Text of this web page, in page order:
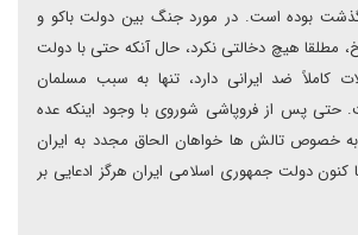
بوده است. در مورد جنگ بین دولت باکو و
مطلقا هیچ دخالتی نکرد، حال آنکه حتی با دولت
کاملاً ضد ایرانی دارد، تنها به سبب مسلمان
پس از فروپاشی شوروی با وجود اینکه عده
به خصوص تالش ها خواهان الحاق مجدد به ایران
کنون دولت جمهوری اسلامی ایران هرگز ادعایی بر